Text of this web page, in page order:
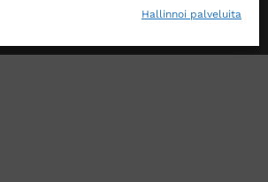
Hallinnoi palveluita